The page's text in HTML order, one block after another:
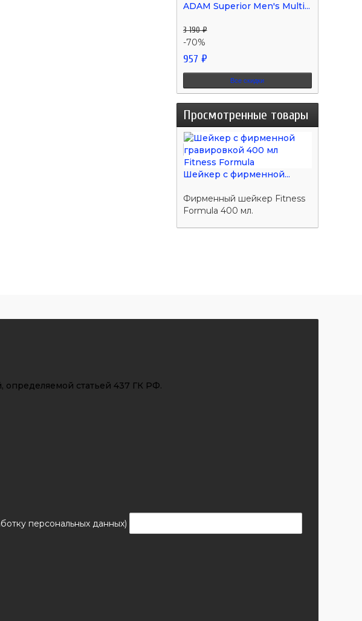
ADAM Superior Men's Multi...
3 190 ₽
-70%
957 ₽
Все скидки
Просмотренные товары
Шейкер с фирменной...
Фирменный шейкер Fitness
Formula 400 мл.
определяемой статьей 437 ГК РФ.
персональных данных)